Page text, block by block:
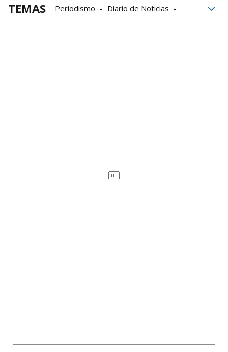
TEMAS Periodismo
Diario de Noticias